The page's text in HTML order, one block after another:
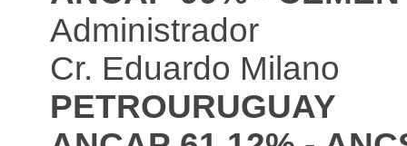
Administrador
Cr. Eduardo Milano
PETROURUGUAY